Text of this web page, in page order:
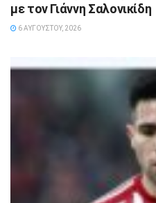
με τον Γιάννη Σαλονικίδη
6 ΑΥΓΟΎΣΤΟΥ, 2026